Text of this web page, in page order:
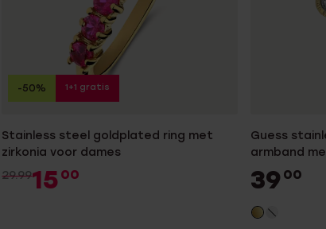
Stainless steel goldplated ring met
zirkonia voor dames
29.9915 00
-50% 1+1 gratis
Guess
armband
dames
39 00